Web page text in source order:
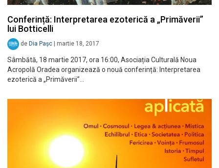
Conferință: Interpretarea ezoterică a „Primăverii”
lui Botticelli
de Dia Pașc | martie 18, 2017
Sâmbătă, 18 martie 2017, ora 16:00, Asociația Culturală Noua
Acropolă Oradea organizează o nouă conferință: Interpretarea
ezoterică a „Primăverii”…